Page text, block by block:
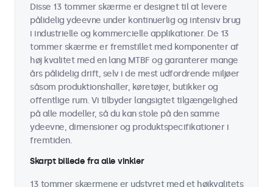
Disse 13 tommer skærme er designet til at levere
pålidelig ydeevne under kontinuerlig og intensiv brug
i industrielle og kommercielle applikationer. De 13
tommer skærme er fremstillet med komponenter af
høj kvalitet med en lang MTBF og garanterer mange
års pålidelig drift, selv i de mest udfordrende miljøer
såsom produktionshaller, køretøjer, butikker og
offentlige rum. Vi tilbyder langsigtet tilgængelighed
på alle modeller, så du kan stole på den samme
ydeevne, dimensioner og produktspecifikationer i
fremtiden.
Skarpt billede fra alle vinkler
13 tommer skærmene er udstyret med et højkvalitets